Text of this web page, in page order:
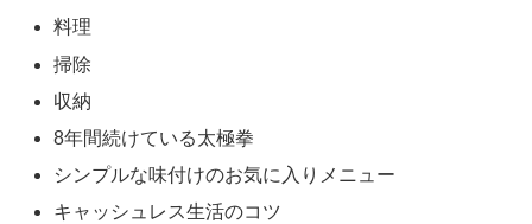
料理
掃除
収納
8年間続けている太極拳
シンプルな味付けのお気に入りメニュー
キャッシュレス生活のコツ